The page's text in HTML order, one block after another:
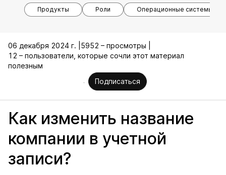
Продукты Роли Операционные системы
06 декабря 2024 г. | 5952 – просмотры |
12 – пользователи, которые сочли этот материал
полезным
Подписаться
Как изменить название
компании в учетной
записи?